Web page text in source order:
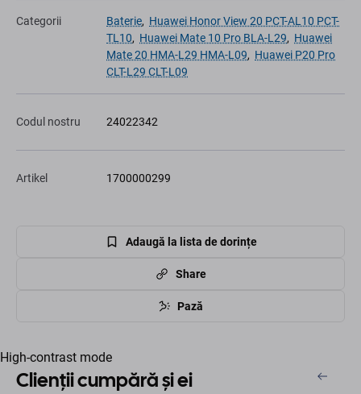
Categorii Baterie, Huawei Honor View 20 PCT-AL10 PCT-
TL10, Huawei Mate 10 Pro BLA-L29, Huawei
Mate 20 HMA-L29 HMA-L09, Huawei P20 Pro
CLT-L29 CLT-L09
Codul nostru 24022342
Artikel 1700000299
Adaugă la lista de dorințe
Share
Pază
High-contrast mode
Clienții cumpără și ei